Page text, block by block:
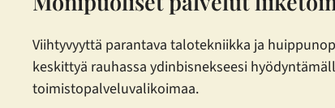
Viihtyvyyttä parantava talotekniikka ja
keskittyä rauhassa ydinbisnekseesi
toimistopalveluvalikoimaa.